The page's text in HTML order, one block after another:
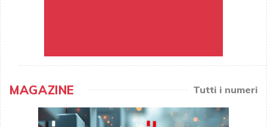
MAGAZINE Tutti i numeri